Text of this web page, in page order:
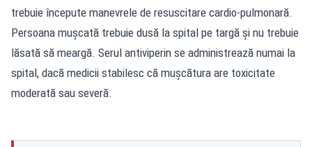
trebuie începute manevrele de resuscitare cardio-pulmonară.
Persoana mușcată trebuie dusă la spital pe targă și nu trebuie
lăsată să meargă. Serul antiviperin se administrează numai la
spital, dacă medicii stabilesc că mușcătura are toxicitate
moderată sau severă.